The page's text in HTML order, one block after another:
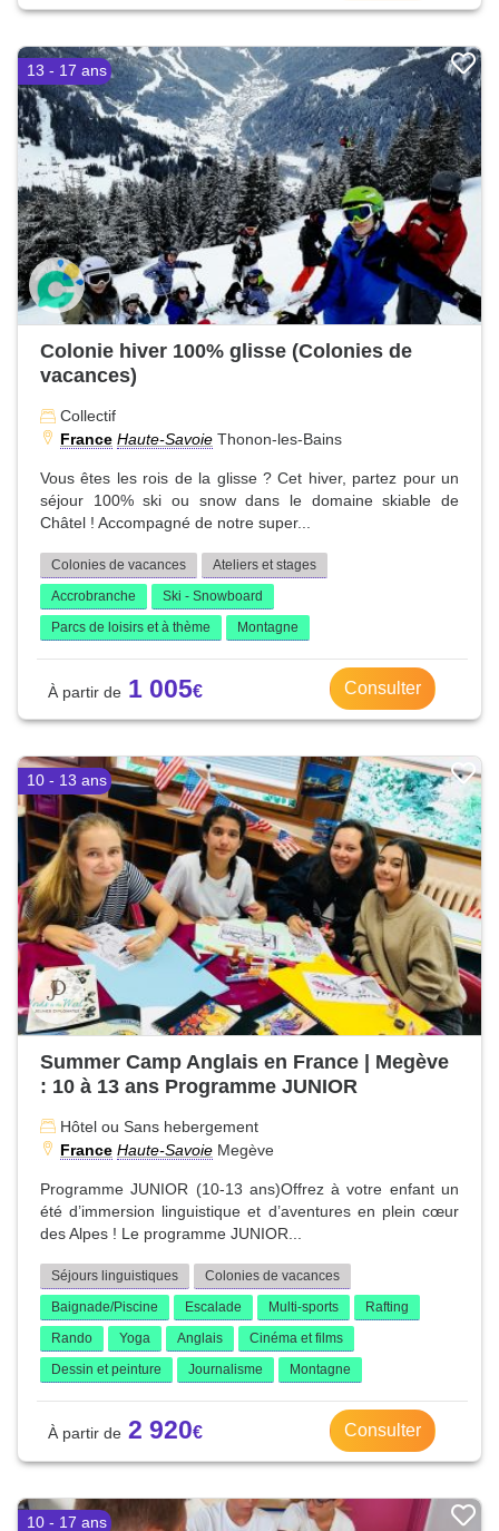
13 - 17 ans
Colonie hiver 100% glisse (Colonies de
vacances)
Collectif
France Haute-Savoie Thonon-les-Bains
Vous êtes les rois de la glisse ? Cet hiver, partez pour un
séjour 100% ski ou snow dans le domaine skiable de
Châtel ! Accompagné de notre super...
Colonies de vacances
Ateliers et stages
Accrobranche
Ski - Snowboard
Parcs de loisirs et à thème
Montagne
1 005 Consulter
10 - 13 ans
Summer Camp Anglais en France | Megève
: 10 à 13 ans Programme JUNIOR
Hôtel ou Sans hebergement
France Haute-Savoie Megève
Programme JUNIOR (10-13 ans)Offrez à votre enfant un
été d’immersion linguistique et d’aventures en plein cœur
des Alpes ! Le programme JUNIOR...
Séjours linguistiques
Colonies de vacances
Baignade/Piscine
Escalade Multi-sports
Rafting
Rando
Yoga Anglais
Cinéma et films
Dessin et peinture
Journalisme Montagne
2 920 Consulter
10 - 17 ans